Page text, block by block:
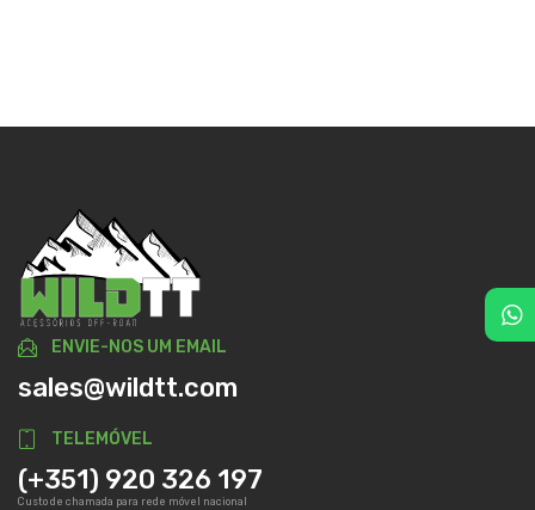
ENVIE-NOS UM EMAIL
sales@wildtt.com
TELEMÓVEL
(+351) 920 326 197
Custo de chamada para rede móvel nacional